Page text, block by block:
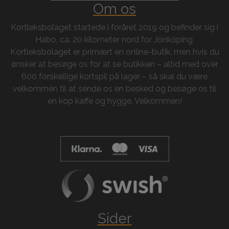
Om os
Kortleksbolaget startede i foråret 2019 og befinder sig i
Habo, ca. 20 kilometer nord for Jönköping.
Kortleksbolaget er primært en online-butik, men hvis du
ønsker at besøge os for at se butikken – altid med over
600 forskellige kortspil på lager – så skal du være
velkommen til at sende os en besked og besøge os til
en kop kaffe og hygge. Velkommen!
Sider